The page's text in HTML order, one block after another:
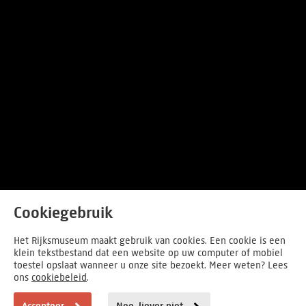
Cookiegebruik
Het Rijksmuseum maakt gebruik van cookies. Een cookie is een
klein tekstbestand dat een website op uw computer of mobiel
toestel opslaat wanneer u onze site bezoekt. Meer weten? Lees
ons cookiebeleid.